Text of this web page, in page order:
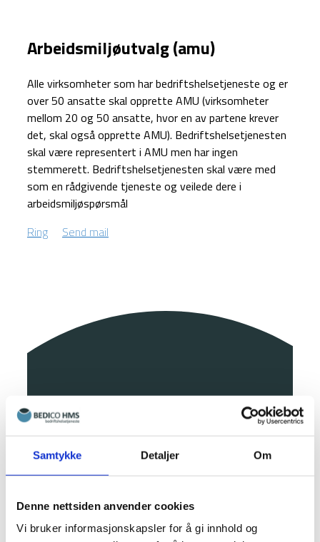
Samtykke Detaljer Om
Denne nettsiden anvender cookies
Vi bruker informasjonskapsler for å gi innhold og
Arbeidsmiljøutvalg (amu)
Alle virksomheter som har bedriftshelsetjeneste og er
over 50 ansatte skal opprette AMU (virksomheter
mellom 20 og 50 ansatte, hvor en av partene krever
det, skal også opprette AMU). Bedriftshelsetjenesten
skal være representert i AMU men har ingen
stemmerett. Bedriftshelsetjenesten skal være med
som en rådgivende tjeneste og veilede dere i
arbeidsmiljøspørsmål
Ring
Send mail